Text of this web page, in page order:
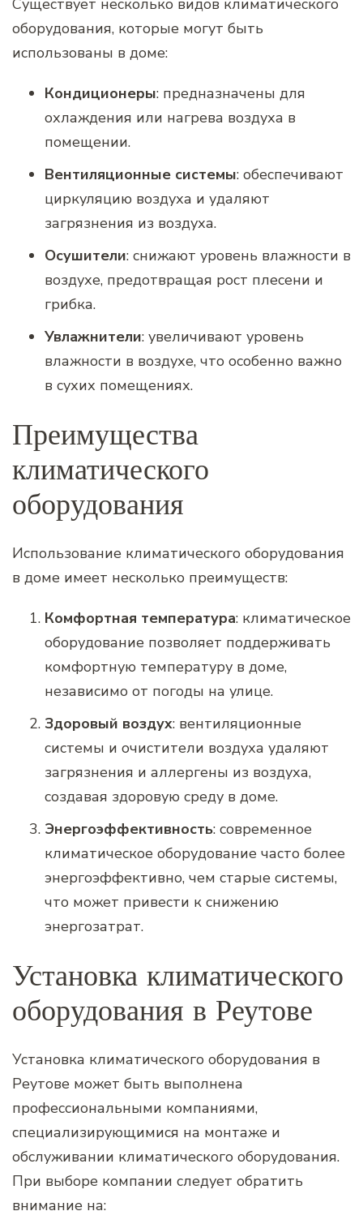
Существует несколько видов климатического
оборудования, которые могут быть
использованы в доме:
Кондиционеры: предназначены для
охлаждения или нагрева воздуха в
помещении.
Вентиляционные системы: обеспечивают
циркуляцию воздуха и удаляют
загрязнения из воздуха.
Осушители: снижают уровень влажности в
воздухе, предотвращая рост плесени и
грибка.
Увлажнители: увеличивают уровень
влажности в воздухе, что особенно важно
в сухих помещениях.
Преимущества
климатического
оборудования
Использование климатического оборудования
в доме имеет несколько преимуществ:
Комфортная температура: климатическое
оборудование позволяет поддерживать
комфортную температуру в доме,
независимо от погоды на улице.
Здоровый воздух: вентиляционные
системы и очистители воздуха удаляют
загрязнения и аллергены из воздуха,
создавая здоровую среду в доме.
Энергоэффективность: современное
климатическое оборудование часто более
энергоэффективно, чем старые системы,
что может привести к снижению
энергозатрат.
Установка климатического
оборудования в Реутове
Установка климатического оборудования в
Реутове может быть выполнена
профессиональными компаниями,
специализирующимися на монтаже и
обслуживании климатического оборудования.
При выборе компании следует обратить
внимание на: